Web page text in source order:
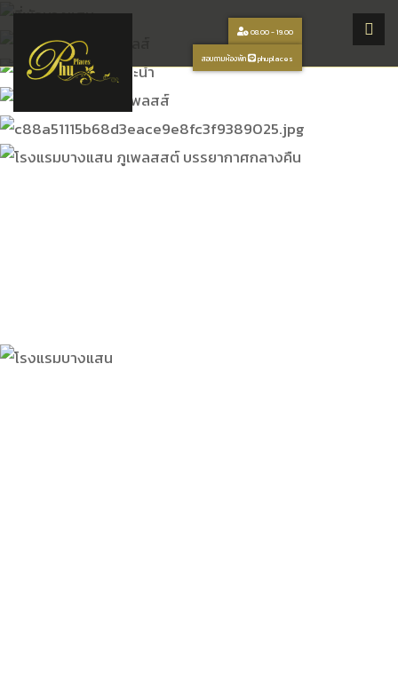
08.00 - 19.00
สอบถามห้องพัก phuplaces